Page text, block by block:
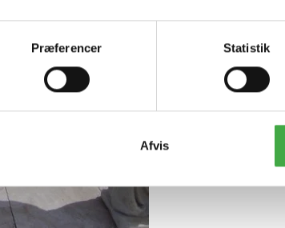
Præferencer Statistik
Afvis